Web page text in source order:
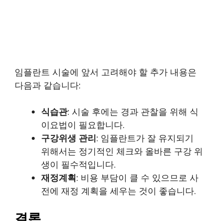
임플란트 시술에 앞서 고려해야 할 추가 내용은
다음과 같습니다:
식습관: 시술 후에는 경과 관찰을 위해 식
이요법이 필요합니다.
구강위생 관리: 임플란트가 잘 유지되기
위해서는 정기적인 체크와 올바른 구강 위
생이 필수적입니다.
재정계획: 비용 부담이 클 수 있으므로 사
전에 재정 계획을 세우는 것이 좋습니다.